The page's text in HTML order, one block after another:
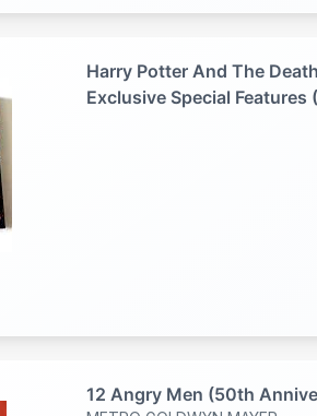
Harry Potter And The
Exclusive Special Features
12 Angry Men (50th